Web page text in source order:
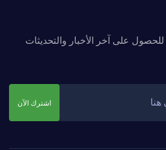
للحصول على آخر الأخبار والتحديثات
اشترك الآن